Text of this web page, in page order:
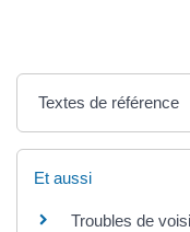
Textes de référence
Et aussi
Troubles de